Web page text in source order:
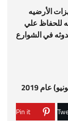
الأرضيه
للحفاظ علي
في الشوارع
2019
Pin it